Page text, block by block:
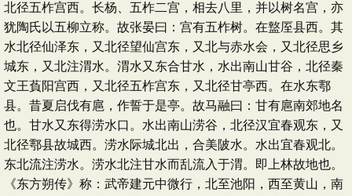
北径五柞宫西。长杨、五柞二宫，相去八里，并以树名宫，亦
犹陶氏以五柳立称。故张晏曰：宫有五柞树。在盩厔县西。其
水北径仙泽东，又北径望仙宫东，又北与赤水会，又北径思乡
城东，又北注渭水。渭水又东合甘水，水出南山甘谷，北径秦
文王萯阳宫西，又北径五柞宫东，又北径甘亭西。在水东鄠
县。昔夏启伐有扈，作誓于是亭。故马融曰：甘有扈南郊地名
也。甘水又东得涝水口。水出南山涝谷，北径汉宜春观东，又
北径鄠县故城西。涝水际城北出，合美陂水。水出宜春观北。
东北流注涝水。涝水北注甘水而乱流入于渭。即上林故地也。
《东方朔传》称：武帝建元中微行，北至池阳，西至黄山，南